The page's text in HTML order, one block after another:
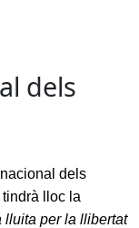
dels
dels
lloc la
lluita per la llibertat